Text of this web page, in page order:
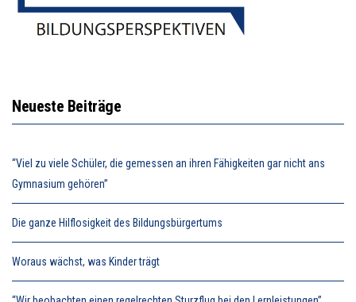
Neueste Beiträge
“Viel zu viele Schüler, die gemessen an ihren Fähigkeiten gar nicht ans
Gymnasium gehören”
Die ganze Hilflosigkeit des Bildungsbürgertums
Woraus wächst, was Kinder trägt